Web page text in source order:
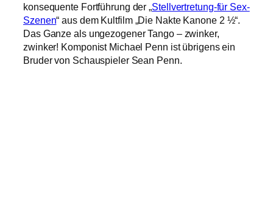
konsequente Fortführung der „Stellvertretung-für Sex-
Szenen“ aus dem Kultfilm „Die Nakte Kanone 2 ½“.
Das Ganze als ungezogener Tango – zwinker,
zwinker! Komponist Michael Penn ist übrigens ein
Bruder von Schauspieler Sean Penn.